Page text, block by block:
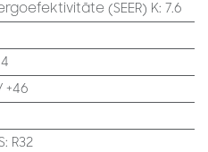
(SEER) K: 7.6
+46
: R32